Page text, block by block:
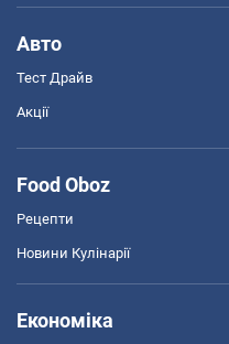
Авто
Тест Драйв
Акції
Food Oboz
Рецепти
Новини Кулінарії
Економіка